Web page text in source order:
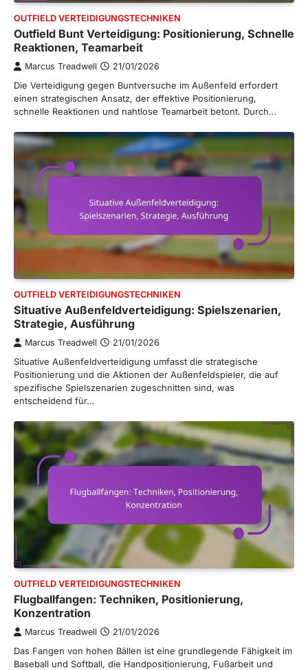
OUTFIELD VERTEIDIGUNGSTECHNIKEN
Outfield Bunt Verteidigung: Positionierung, Schnelle
Reaktionen, Teamarbeit
Marcus Treadwell 21/01/2026
Die Verteidigung gegen Buntversuche im Außenfeld erfordert
einen strategischen Ansatz, der effektive Positionierung,
schnelle Reaktionen und nahtlose Teamarbeit betont. Durch…
OUTFIELD VERTEIDIGUNGSTECHNIKEN
Situative Außenfeldverteidigung: Spielszenarien,
Strategie, Ausführung
Marcus Treadwell 21/01/2026
Situative Außenfeldverteidigung umfasst die strategische
Positionierung und die Aktionen der Außenfeldspieler, die auf
spezifische Spielszenarien zugeschnitten sind, was
entscheidend für…
OUTFIELD VERTEIDIGUNGSTECHNIKEN
Flugballfangen: Techniken, Positionierung,
Konzentration
Marcus Treadwell 21/01/2026
Das Fangen von hohen Bällen ist eine grundlegende Fähigkeit im
Baseball und Softball, die Handpositionierung, Fußarbeit und